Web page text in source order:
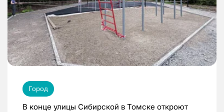
Город
В конце улицы Сибирской в Томске откроют